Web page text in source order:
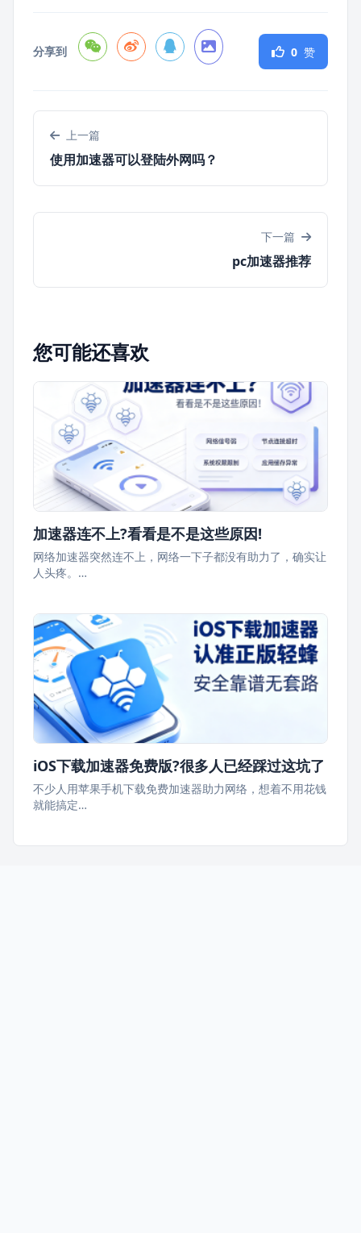
分享到 0 赞
上一篇
使用加速器可以登陆外网吗？
下一篇
pc加速器推荐
您可能还喜欢
加速器连不上?看看是不是这些原因!
网络加速器突然连不上，网络一下子都没有助力了，确实让
人头疼。…
iOS下载加速器免费版?很多人已经踩过这坑了
不少人用苹果手机下载免费加速器助力网络，想着不用花钱
就能搞定…